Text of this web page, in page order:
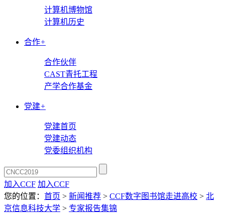
计算机博物馆
计算机历史
合作+
合作伙伴
CAST青托工程
产学合作基金
党建+
党建首页
党建动态
党委组织机构
加入CCF 加入CCF
您的位置： 首页 > 新闻推荐 > CCF数字图书馆走进高校 > 北
京信息科技大学 > 专家报告集锦